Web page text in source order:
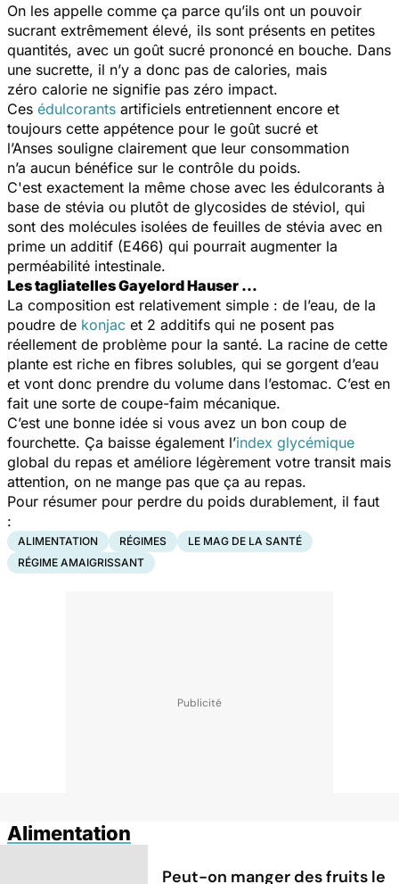
On les appelle comme ça parce qu’ils ont un pouvoir
sucrant extrêmement élevé, ils sont présents en petites
quantités, avec un goût sucré prononcé en bouche. Dans
une sucrette, il n’y a donc pas de calories, mais
zéro calorie ne signifie pas zéro impact.
Ces édulcorants artificiels entretiennent encore et
toujours cette appétence pour le goût sucré et
l’Anses souligne clairement que leur consommation
n’a aucun bénéfice sur le contrôle du poids.
C'est exactement la même chose avec les édulcorants à
base de stévia ou plutôt de glycosides de stéviol, qui
sont des molécules isolées de feuilles de stévia avec en
prime un additif (E466) qui pourrait augmenter la
perméabilité intestinale.
Les tagliatelles Gayelord Hauser …
La composition est relativement simple : de l’eau, de la
poudre de konjac et 2 additifs qui ne posent pas
réellement de problème pour la santé. La racine de cette
plante est riche en fibres solubles, qui se gorgent d’eau
et vont donc prendre du volume dans l’estomac. C’est en
fait une sorte de coupe-faim mécanique.
C’est une bonne idée si vous avez un bon coup de
fourchette. Ça baisse également l’index glycémique
global du repas et améliore légèrement votre transit mais
attention, on ne mange pas que ça au repas.
Pour résumer pour perdre du poids durablement, il faut
:
ALIMENTATION RÉGIMES
LE MAG DE LA SANTÉ
RÉGIME AMAIGRISSANT
Alimentation
Peut-on manger des fruits le